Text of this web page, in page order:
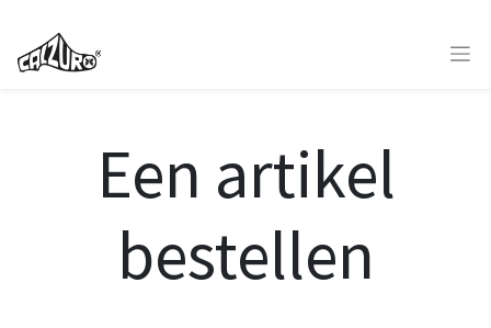
Een artikel
bestellen